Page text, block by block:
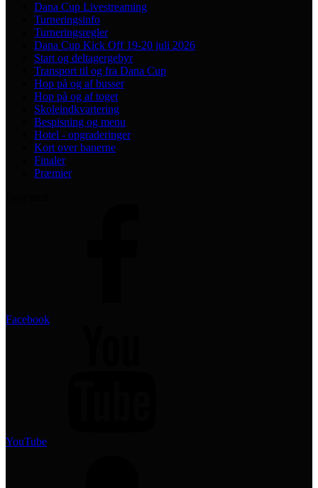
Dana Cup Livestreaming
Turneringsinfo
Turneringsregler
Dana Cup Kick Off 19-20 juli 2026
Start og deltagergebyr
Transport til og fra Dana Cup
Hop på og af busser
Hop på og af toget
Skoleindkvartering
Bespisning og menu
Hotel - opgraderinger
Kort over banerne
Finaler
Præmier
Facebook
YouTube